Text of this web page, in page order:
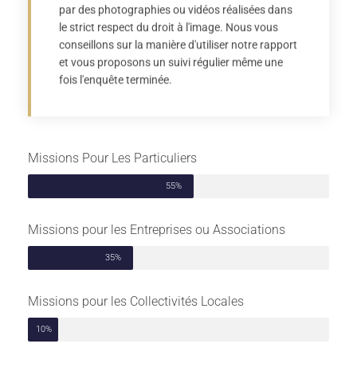
par des photographies ou vidéos réalisées dans
le strict respect du droit à l'image. Nous vous
conseillons sur la manière d'utiliser notre rapport
et vous proposons un suivi régulier même une
fois l'enquête terminée.
Missions Pour Les Particuliers
55%
Missions pour les Entreprises ou Associations
35%
Missions pour les Collectivités Locales
10%